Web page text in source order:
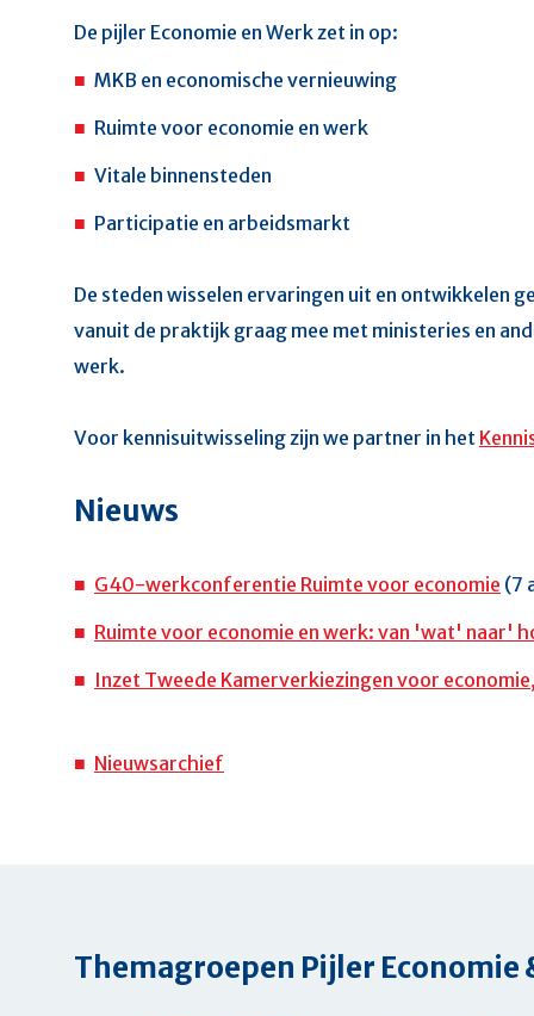
De pijler Economie en Werk zet in op:
MKB en economische vernieuwing
Ruimte voor economie en werk
Vitale binnensteden
Participatie en arbeidsmarkt
De steden wisselen ervaringen uit en ontwikkelen
vanuit de praktijk graag mee met ministeries en
werk.
Voor kennisuitwisseling zijn we partner in het
Nieuws
G40-werkconferentie Ruimte voor economie (7
Ruimte voor economie en werk: van 'wat' naar'
Inzet Tweede Kamerverkiezingen voor
Nieuwsarchief
Themagroepen Pijler Economie